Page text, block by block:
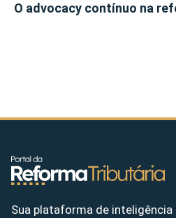
O advocacy contínuo na
Sua plataforma de